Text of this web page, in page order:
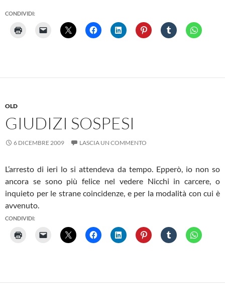
CONDIVIDI:
OLD
GIUDIZI SOSPESI
6 DICEMBRE 2009 LASCIA UN COMMENTO
L’arresto di ieri lo si attendeva da tempo. Epperò, io non so
ancora se sono più felice nel vedere Nicchi in carcere, o
inquieto per le strane coincidenze, e per la modalità con cui è
avvenuto.
CONDIVIDI: